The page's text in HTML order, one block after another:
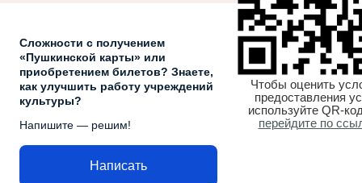
Сложности с получением
«Пушкинской карты» или
приобретением билетов? Знаете,
как улучшить работу учреждений
культуры?
Напишите — решим!
Написать
Чтобы оценить
предоставления
используйте QR-
перейдите по